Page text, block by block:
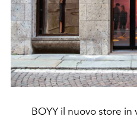
BOYY il nuovo store in